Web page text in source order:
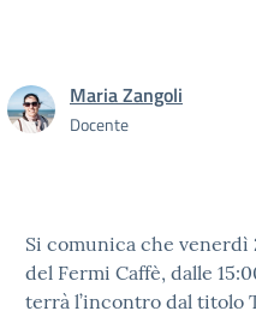
Maria Zangoli
Docente
Si comunica che venerdì
del Fermi Caffè, dalle
terrà l’incontro dal titolo